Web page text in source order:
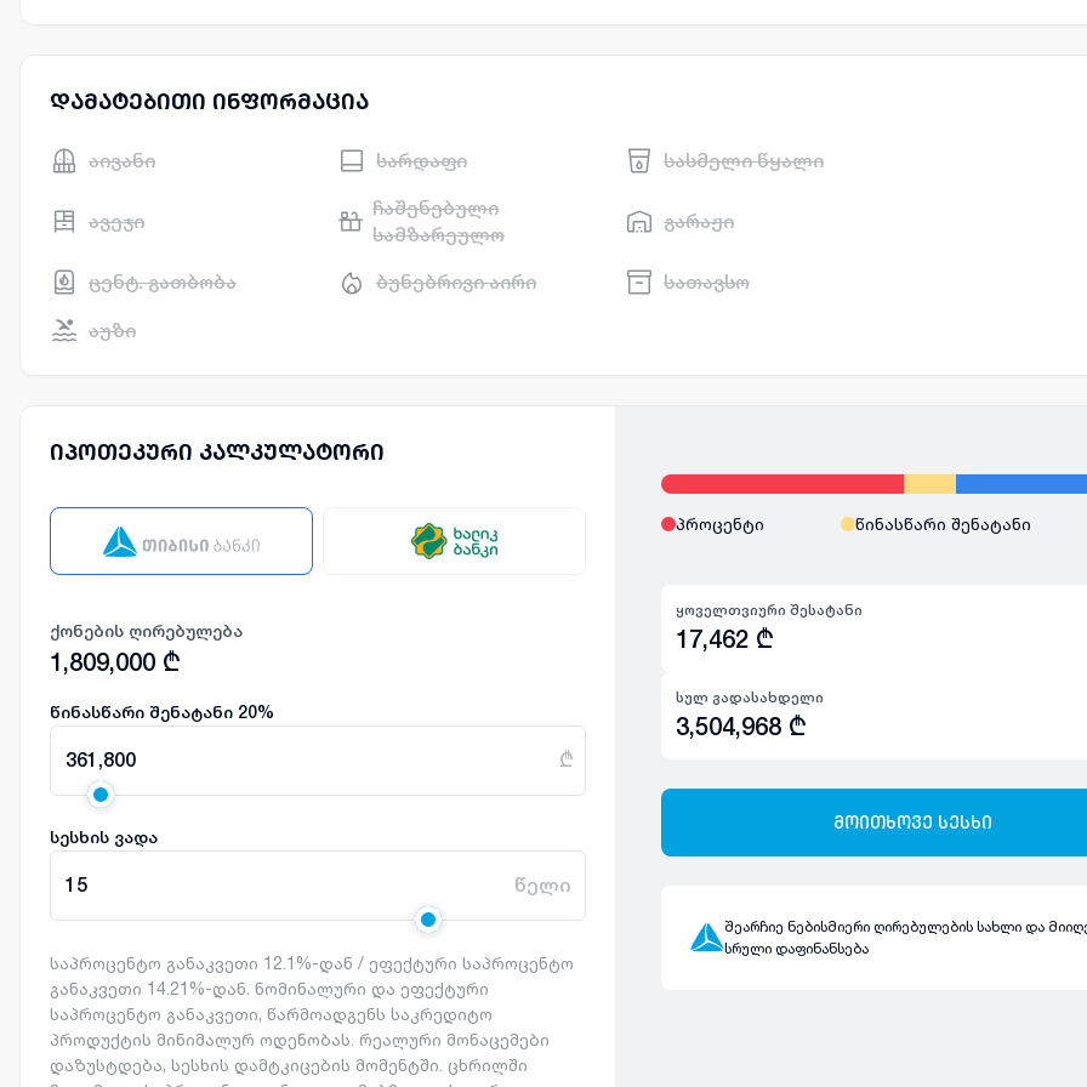
დამატებითი ინფორმაცია
აივანი სარდაფი სასმელი წყალი
ავეჯი
ჩაშენებული
სამზარეულო
გარაჟი
ცენტ. გათბობა ბუნებრივი აირი სათავსო
აუზი
იპოთეკური კალკულატორი
ქონების ღირებულება
1,809,000 ₾
წინასწარი შენატანი 20%
361,800 ₾
სესხის ვადა
15 წელი
საპროცენტო განაკვეთი 12.1%-დან / ეფექტური საპროცენტო
განაკვეთი 14.21%-დან. ნომინალური და ეფექტური
საპროცენტო განაკვეთი, წარმოადგენს საკრედიტო
პროდუქტის მინიმალურ ოდენობას. რეალური მონაცემები
დაზუსტდება, სესხის დამტკიცების მომენტში. ცხრილში
პროცენტი წინასწარი შენატანი
ყოველთვიური შესატანი
17,462 ₾
სულ გადასახდელი
3,504,968 ₾
მოითხოვე სესხი
შეარჩიე ნებისმიერი ღირებულების სახლი და
სრული დაფინანსება